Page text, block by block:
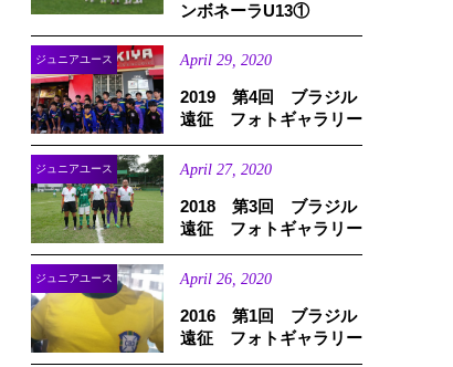
ンボネーラU13①
ジュニアユース April 29 2020
2019 第4回 ブラジル
遠征 フォトギャラリー
ジュニアユース April 27, 2020
2018 第3回 ブラジル
遠征 フォトギャラリー
ジュニアユース April 26 2020
2016 第1回 ブラジル
遠征 フォトギャラリー